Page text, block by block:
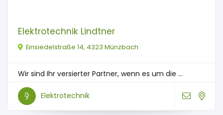
Elektrotechnik Lindtner
Einsiedelstraße 14, 4323 Münzbach
Wir sind Ihr versierter Partner, wenn es um die ...
Elektrotechnik